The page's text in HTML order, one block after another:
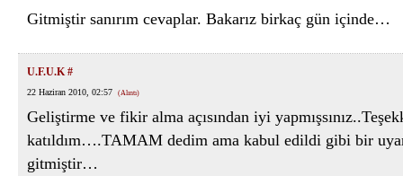
Gitmiştir sanırım cevaplar. Bakarız birkaç gün içinde…
U.F.U.K #
22 Haziran 2010, 02:57 (Alıntı)
Geliştirme ve fikir alma açısından iyi
katıldım….TAMAM dedim ama kabul edildi gibi bir
gitmiştir…